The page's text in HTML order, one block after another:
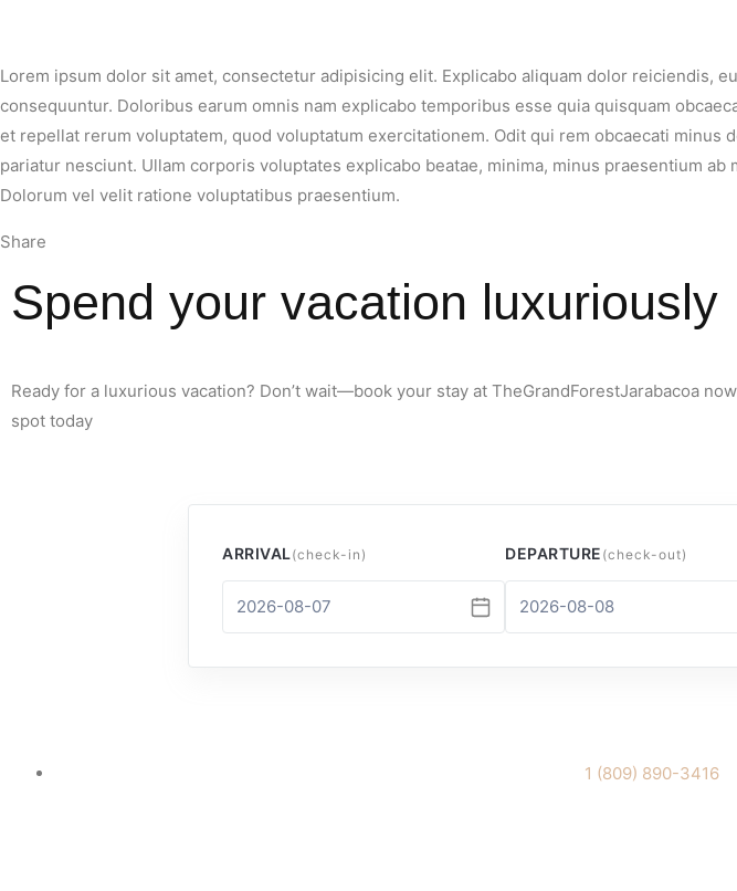
Lorem ipsum dolor sit amet, consectetur adipisicing elit. Explicabo aliquam dolor reiciendis,
consequuntur. Doloribus earum omnis nam explicabo temporibus esse quia quisquam
et repellat rerum voluptatem, quod voluptatum exercitationem. Odit qui rem obcaecati
pariatur nesciunt. Ullam corporis voluptates explicabo beatae, minima, minus praesentium
Dolorum vel velit ratione voluptatibus praesentium.
Share
Spend your vacation luxuriously
Ready for a luxurious vacation? Don’t wait—book your stay at TheGrandForestJarabacoa
spot today
ARRIVAL(check-in) DEPARTURE (check-out)
1 (809) 890-3416